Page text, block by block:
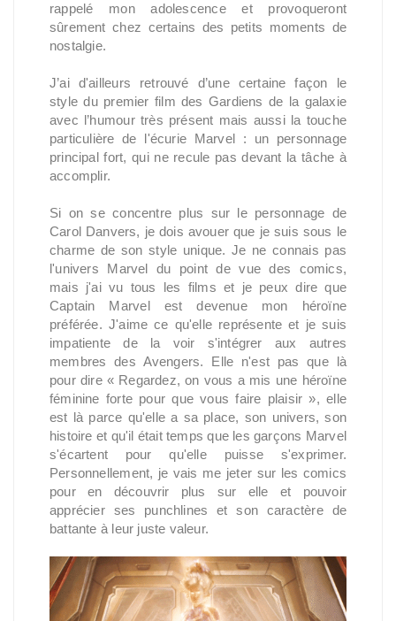
rappelé mon adolescence et provoqueront
sûrement chez certains des petits moments de
nostalgie.
J’ai d'ailleurs retrouvé d’une certaine façon le
style du premier film des Gardiens de la galaxie
avec l’humour très présent mais aussi la touche
particulière de l'écurie Marvel : un personnage
principal fort, qui ne recule pas devant la tâche à
accomplir.
Si on se concentre plus sur le personnage de
Carol Danvers, je dois avouer que je suis sous le
charme de son style unique. Je ne connais pas
l'univers Marvel du point de vue des comics,
mais j'ai vu tous les films et je peux dire que
Captain Marvel est devenue mon héroïne
préférée. J'aime ce qu'elle représente et je suis
impatiente de la voir s'intégrer aux autres
membres des Avengers. Elle n'est pas que là
pour dire « Regardez, on vous a mis une héroïne
féminine forte pour que vous faire plaisir », elle
est là parce qu'elle a sa place, son univers, son
histoire et qu'il était temps que les garçons Marvel
s'écartent pour qu'elle puisse s'exprimer.
Personnellement, je vais me jeter sur les comics
pour en découvrir plus sur elle et pouvoir
apprécier ses punchlines et son caractère de
battante à leur juste valeur.